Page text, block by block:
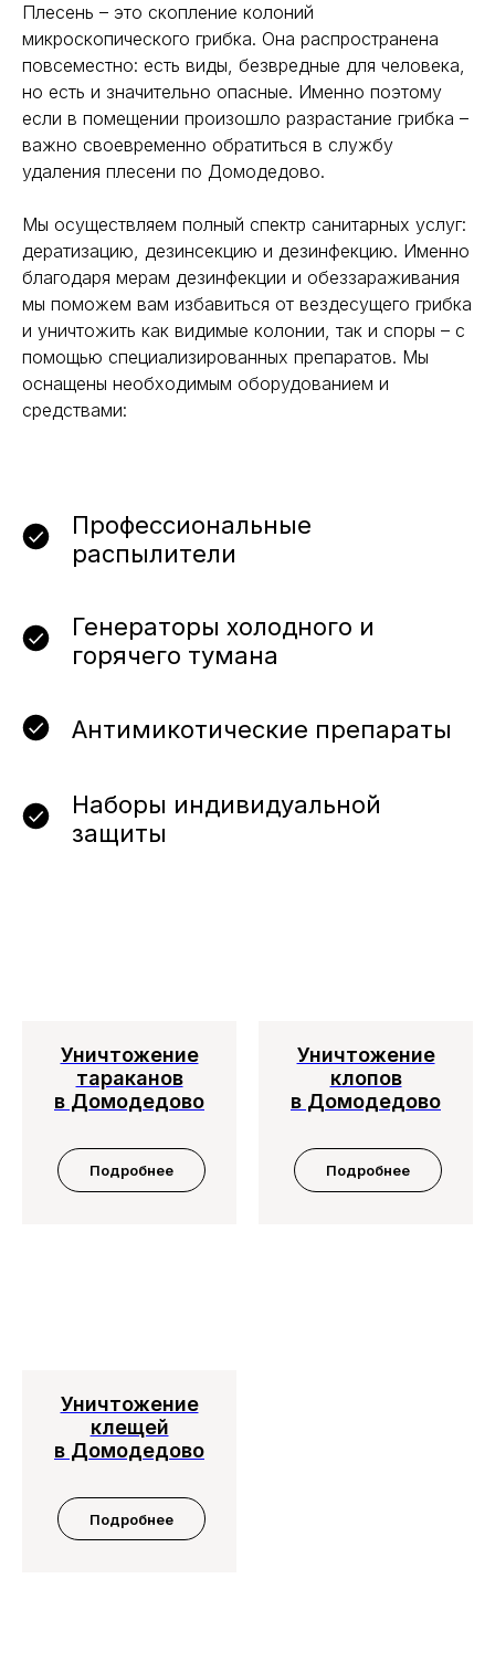
Плесень – это скопление колоний
микроскопического грибка. Она распространена
повсеместно: есть виды, безвредные для человека,
но есть и значительно опасные. Именно поэтому
если в помещении произошло разрастание грибка –
важно своевременно обратиться в службу
удаления плесени по Домодедово.
Мы осуществляем полный спектр санитарных услуг:
дератизацию, дезинсекцию и дезинфекцию. Именно
благодаря мерам дезинфекции и обеззараживания
мы поможем вам избавиться от вездесущего грибка
и уничтожить как видимые колонии, так и споры – с
помощью специализированных препаратов. Мы
оснащены необходимым оборудованием и
средствами:
Профессиональные
распылители
Генераторы холодного и
горячего тумана
Антимикотические препараты
Наборы индивидуальной
защиты
Уничтожение
тараканов
в Домодедово
Подробнее
Уничтожение
клопов
в Домодедово
Подробнее
Уничтожение
клещей
в Домодедово
Подробнее